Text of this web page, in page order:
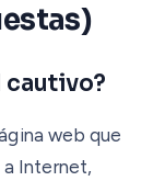
cautivo?
web que
Internet,